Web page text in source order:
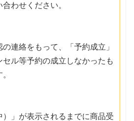
わせください。
連絡をもって、「予約成立」
セル等予約の成立しなかったも
」が表示されるまでに商品受